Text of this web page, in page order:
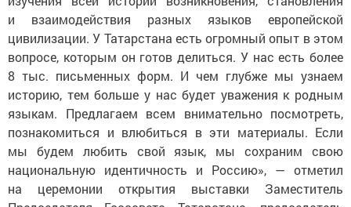
и взаимодействия разных языков европейской
цивилизации. У Татарстана есть огромный опыт в этом
вопросе, которым он готов делиться. У нас есть более
8 тыс. письменных форм. И чем глубже мы узнаем
историю, тем больше у нас будет уважения к родным
языкам. Предлагаем всем внимательно посмотреть,
познакомиться и влюбиться в эти материалы. Если
мы будем любить свой язык, мы сохраним свою
национальную идентичность и Россию», — отметил
на церемонии открытия выставки Заместитель
Председателя Госсовета Татарстана, председатель